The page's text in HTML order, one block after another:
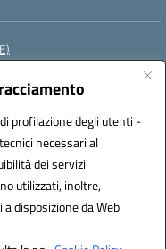
profilazione degli utenti -
necessari al
dei servizi
utilizzati, inoltre,
disposizione da Web
(IPA): icmvce
Solution S.r.l.